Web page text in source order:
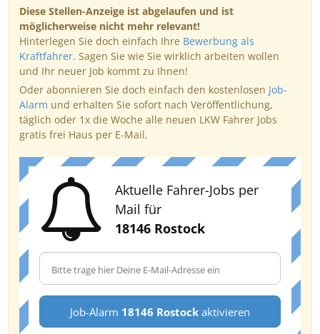
Diese Stellen-Anzeige ist abgelaufen und ist
möglicherweise nicht mehr relevant!
Hinterlegen Sie doch einfach Ihre Bewerbung als
Kraftfahrer. Sagen Sie wie Sie wirklich arbeiten wollen
und Ihr neuer Job kommt zu Ihnen!
Oder abonnieren Sie doch einfach den kostenlosen Job-
Alarm und erhalten Sie sofort nach Veröffentlichung,
täglich oder 1x die Woche alle neuen LKW Fahrer Jobs
gratis frei Haus per E-Mail.
Aktuelle Fahrer-Jobs per
Mail für
18146 Rostock
Job-Alarm 18146 Rostock aktivieren